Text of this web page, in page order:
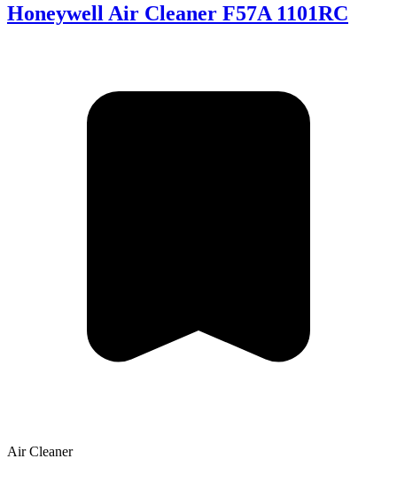
Honeywell Air Cleaner F57A 1101RC
Air Cleaner